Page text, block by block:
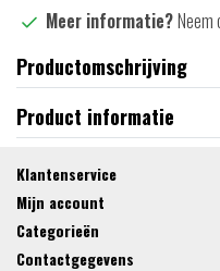
Meer informatie?
Productomschrijving
Product informatie
Klantenservice
Mijn account
Categorieën
Contactgegevens